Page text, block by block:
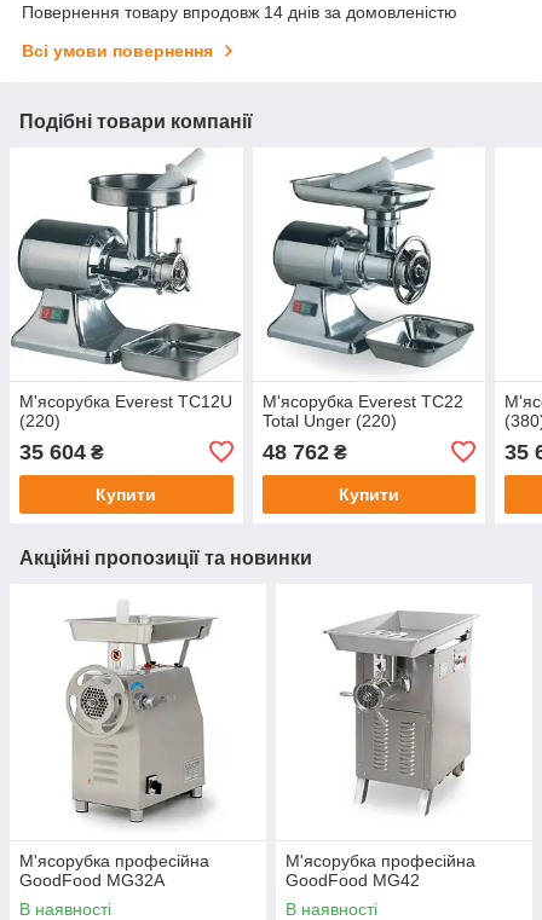
Повернення товару впродовж 14 днів за домовленістю
Всі умови повернення
Подібні товари компанії
М'ясорубка Everest TC12U
(220)
35 604 ₴
Купити
М'ясорубка Everest TC22
Total Unger (220)
48 762₴
Купити
35
Акційні пропозиції та новинки
М'ясорубка професійна
GoodFood MG32A
В наявності
М'ясорубка професійна
GoodFood MG42
В наявності